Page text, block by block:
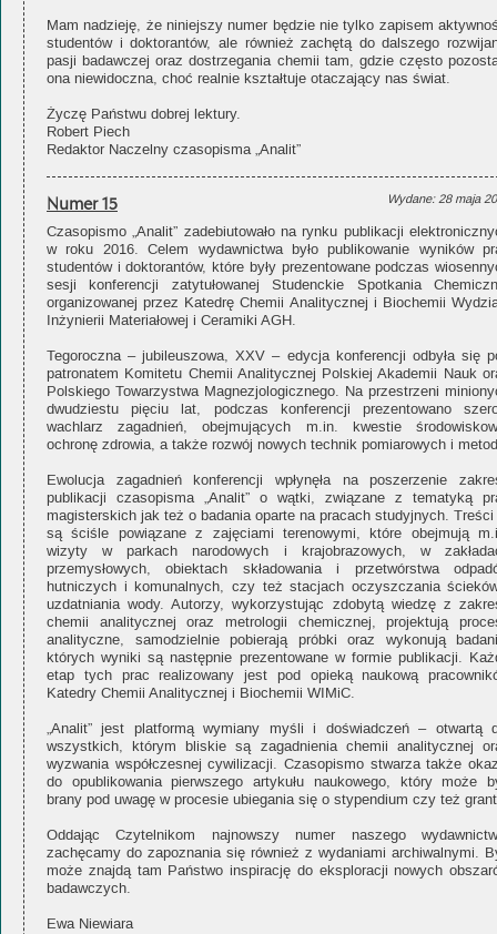
Mam nadzieję, że niniejszy numer będzie nie tylko zapisem
studentów i doktorantów, ale również zachętą do dalszego
pasji badawczej oraz dostrzegania chemii tam, gdzie często
ona niewidoczna, choć realnie kształtuje otaczający nas świat.
Życzę Państwu dobrej lektury.
Robert Piech
Redaktor Naczelny czasopisma „Analit”
Numer 15 Wydane: 28 maja
Czasopismo „Analit” zadebiutowało na rynku publikacji
w roku 2016. Celem wydawnictwa było publikowanie wyników
studentów i doktorantów, które były prezentowane podczas
sesji konferencji zatytułowanej Studenckie Spotkania
organizowanej przez Katedrę Chemii Analitycznej i Biochemii
Inżynierii Materiałowej i Ceramiki AGH.
Tegoroczna – jubileuszowa, XXV – edycja konferencji odbyła się
patronatem Komitetu Chemii Analitycznej Polskiej Akademii Nauk
Polskiego Towarzystwa Magnezjologicznego. Na przestrzeni
dwudziestu pięciu lat, podczas konferencji prezentowano
wachlarz zagadnień, obejmujących m.in. kwestie
ochronę zdrowia, a także rozwój nowych technik pomiarowych i
Ewolucja zagadnień konferencji wpłynęła na poszerzenie
publikacji czasopisma „Analit” o wątki, związane z tematyką
magisterskich jak też o badania oparte na pracach studyjnych. Treści
są ściśle powiązane z zajęciami terenowymi, które obejmują
wizyty w parkach narodowych i krajobrazowych, w
przemysłowych, obiektach składowania i przetwórstwa
hutniczych i komunalnych, czy też stacjach oczyszczania
uzdatniania wody. Autorzy, wykorzystując zdobytą wiedzę z
chemii analitycznej oraz metrologii chemicznej, projektują
analityczne, samodzielnie pobierają próbki oraz wykonują
których wyniki są następnie prezentowane w formie publikacji.
etap tych prac realizowany jest pod opieką naukową
Katedry Chemii Analitycznej i Biochemii WIMiC.
„Analit” jest platformą wymiany myśli i doświadczeń – otwartą
wszystkich, którym bliskie są zagadnienia chemii analitycznej
wyzwania współczesnej cywilizacji. Czasopismo stwarza także
do opublikowania pierwszego artykułu naukowego, który może
brany pod uwagę w procesie ubiegania się o stypendium czy też
Oddając Czytelnikom najnowszy numer naszego
zachęcamy do zapoznania się również z wydaniami archiwalnymi.
może znajdą tam Państwo inspirację do eksploracji nowych
badawczych.
Ewa Niewiara